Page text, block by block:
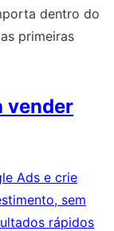
dentro do
primeiras
vender
Ads e crie
sem
rápidos